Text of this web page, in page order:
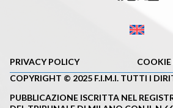
PRIVACY POLICY
COOKIE
COPYRIGHT © 2025 F.I.M.I. TUTTI I
PUBBLICAZIONE ISCRITTA NEL